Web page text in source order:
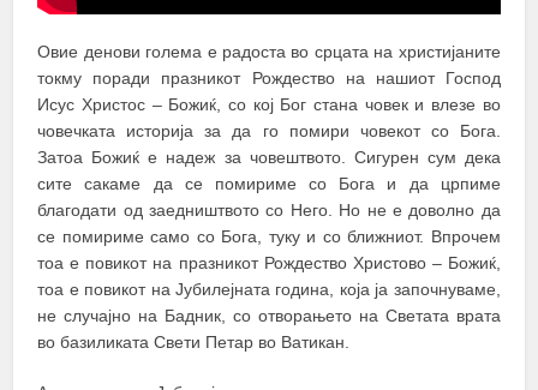
Овие денови голема е радоста во срцата на христијаните
токму поради празникот Рождество на нашиот Господ
Исус Христос – Божиќ, со кој Бог стана човек и влезе во
човечката историја за да го помири човекот со Бога.
Затоа Божиќ е надеж за човештвото. Сигурен сум дека
сите сакаме да се помириме со Бога и да црпиме
благодати од заедништвото со Него. Но не е доволно да
се помириме само со Бога, туку и со ближниот. Впрочем
тоа е повикот на празникот Рождество Христово – Божиќ,
тоа е повикот на Јубилејната година, која ја започнуваме,
не случајно на Бадник, со отворањето на Светата врата
во базиликата Свети Петар во Ватикан.